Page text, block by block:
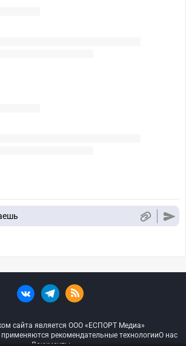
сайта является ООО «ЕСПОРТ Медиа»
рекомендательные технологииО нас